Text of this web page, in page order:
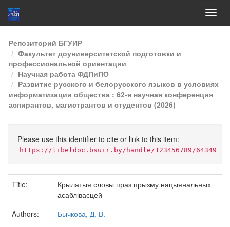
Skip
navigation
Репозиторий БГУИР
Факультет доуниверситетской подготовки и
профессиональной ориентации
Научная работа ФДПиПО
Развитие русского и белорусского языков в условиях
информатизации общества : 62-я научная конференция
аспирантов, магистрантов и студентов (2026)
Please use this identifier to cite or link to this item:
https://libeldoc.bsuir.by/handle/123456789/64349
Title:
Крылатыя словы праз прызму нацыянальных
асаблівасцей
Authors:
Бычкова, Д. В.